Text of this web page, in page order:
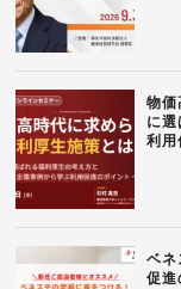
物価
に選
利用
ベネ
促進